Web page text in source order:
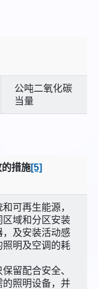
公吨二氧化碳
当量
措施[5]
可再生能源，
域和分区安装
及安装活动感
照明及空调的耗
留配合安全、
照明设备，并